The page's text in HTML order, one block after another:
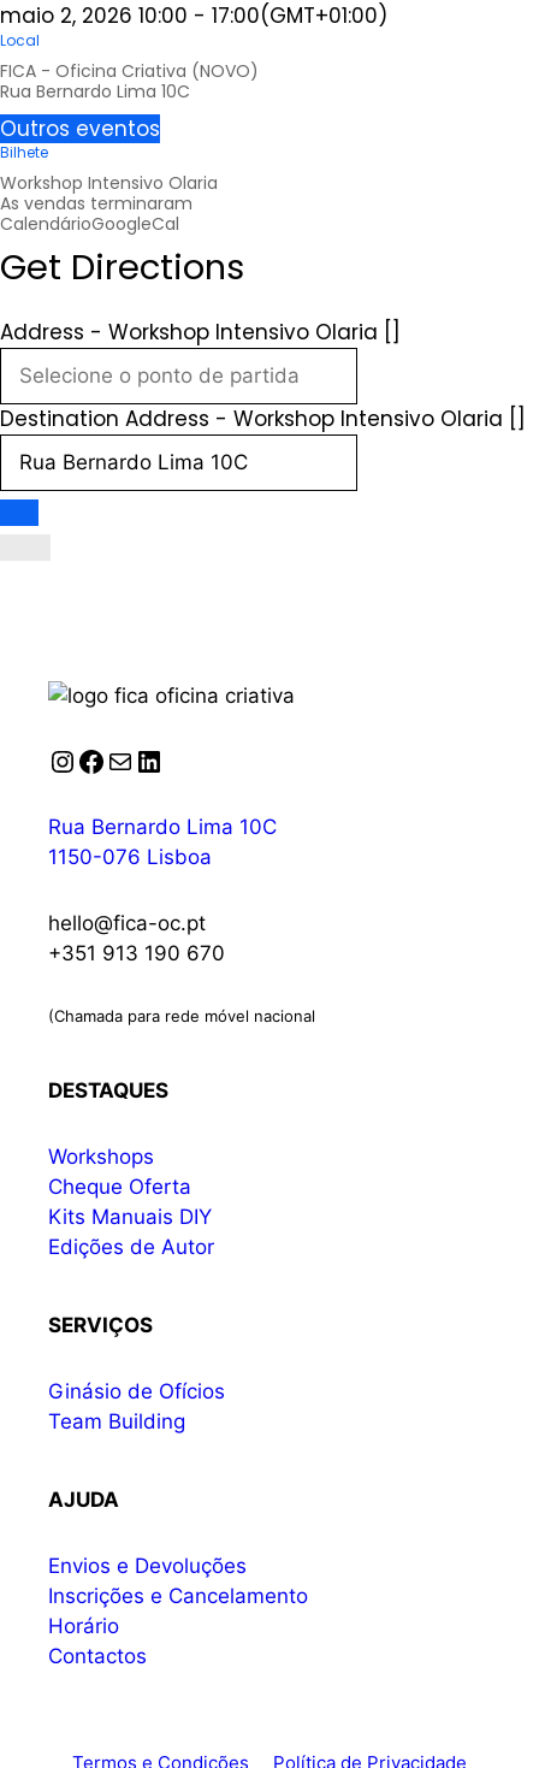
maio 2, 2026 10:00 - 17:00(GMT+01:00)
Local
FICA - Oficina Criativa (NOVO)
Rua Bernardo Lima 10C
Outros eventos
Bilhete
Workshop Intensivo Olaria
As vendas terminaram
CalendárioGoogleCal
Get Directions
Address - Workshop Intensivo Olaria []
Destination Address - Workshop Intensivo Olaria []
Instagram
Facebook
Correio
LinkedIn
Rua Bernardo Lima 10C
1150-076 Lisboa
hello@fica-oc.pt
+351 913 190 670
(Chamada para rede móvel nacional
DESTAQUES
Workshops
Cheque Oferta
Kits Manuais DIY
Edições de Autor
SERVIÇOS
Ginásio de Ofícios
Team Building
AJUDA
Envios e Devoluções
Inscrições e Cancelamento
Horário
Contactos
Termos e Condições Política de Privacidade